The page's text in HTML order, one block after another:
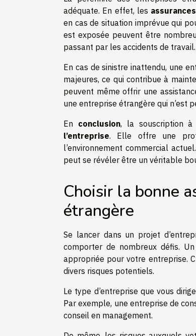
adéquate. En effet, les assurances
en cas de situation imprévue qui
est exposée peuvent être
passant par les accidents de travail.
En cas de sinistre inattendu, une
majeures, ce qui contribue à
peuvent même offrir une
une entreprise étrangère qui n’est
En conclusion, la souscription
l’entreprise. Elle offre une
l’environnement commercial
peut se révéler être un véritable
Choisir la bonne
étrangère
Se lancer dans un projet
comporter de nombreux défis.
appropriée pour votre entreprise.
divers risques potentiels.
Le type d’entreprise que vous
Par exemple, une entreprise de
conseil en management.